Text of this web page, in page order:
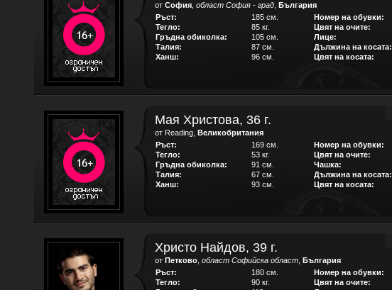
от София област София - град България
Ръст:
185 см. Номер на обувки:
Тегло:
85 кг. Цвят на очите:
Гръдна обиколка:
105 см. Лице:
Талия:
87 см. Дължина на косата:
Ханш:
96 см. Цвят на косата:
Мая Христова, 36 г.
от Reading, Великобритания
Ръст:
169 см. Номер на обувки:
Тегло:
53 кг. Цвят на очите:
Гръдна обиколка:
91 см. Чашка:
Талия:
67 см. Дължина на косата:
Ханш:
93 см. Цвят на косата:
Христо Найдов, 39 г.
от Петково област Софийска област България
Ръст:
180 см. Номер на обувки:
Тегло:
90 кг. Цвят на очите: